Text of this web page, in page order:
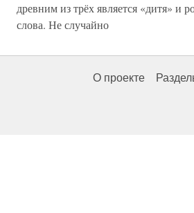
древним из трёх является «дитя» и
слова. Не случайно
О проекте